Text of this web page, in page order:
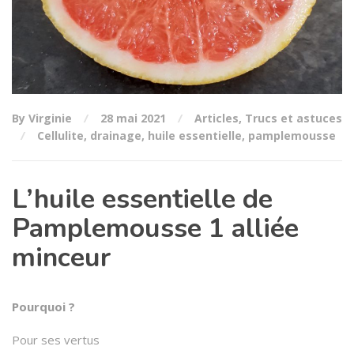
By Virginie 28 mai 2021 Articles, Trucs et astuces
Cellulite, drainage, huile essentielle, pamplemousse
L’huile essentielle de
Pamplemousse 1 alliée
minceur
Pourquoi ?
Pour ses vertus